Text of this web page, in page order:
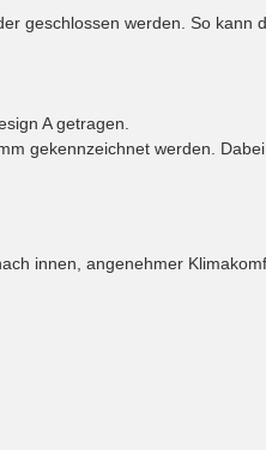
geschlossen werden. So
A getragen.
gekennzeichnet werden.
innen, angenehmer